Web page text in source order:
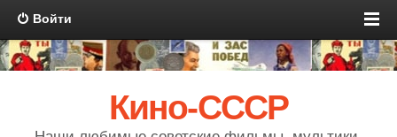
Войти
Кино-СССР